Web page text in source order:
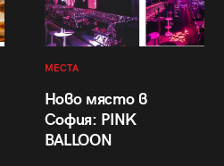
МЕСТА
Ново място в
София: PINK
BALLOON